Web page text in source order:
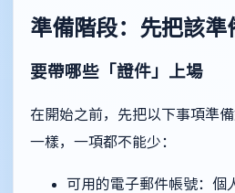
準備階段：先把該準
要帶哪些「證件」上場
在開始之前，先把以下事項準
一樣，一項都不能少：
可用的電子郵件帳號：個